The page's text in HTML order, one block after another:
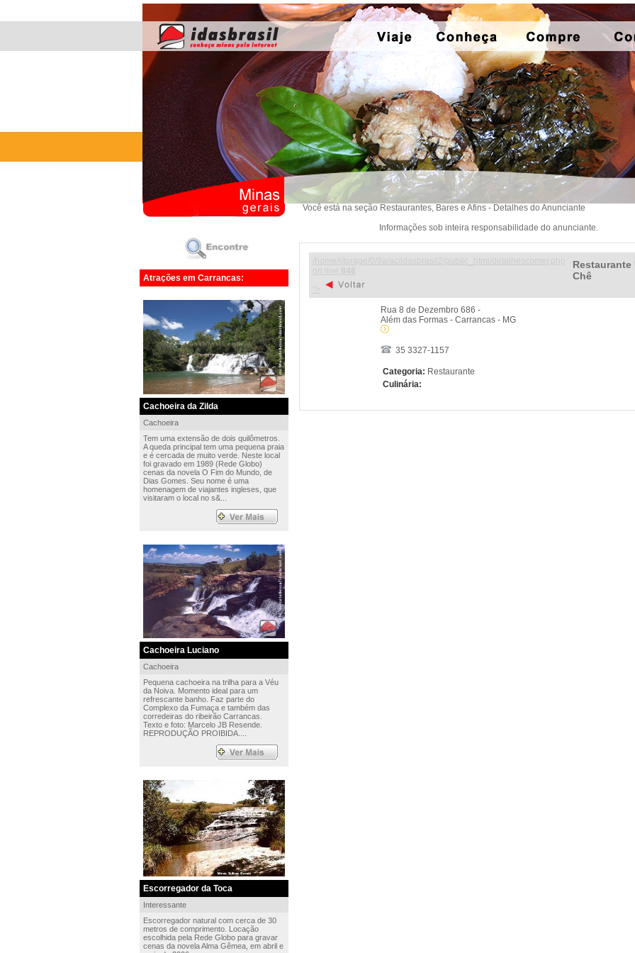
Atrações em Carrancas:
Cachoeira da Zilda
Cachoeira
Tem uma extensão de dois quilômetros.
A queda principal tem uma pequena praia
e é cercada de muito verde. Neste local
foi gravado em 1989 (Rede Globo)
cenas da novela O Fim do Mundo, de
Dias Gomes. Seu nome é uma
homenagem de viajantes ingleses, que
visitaram o local no s&...
Cachoeira Luciano
Cachoeira
Pequena cachoeira na trilha para a Véu
da Noiva. Momento ideal para um
refrescante banho. Faz parte do
Complexo da Fumaça e também das
corredeiras do ribeirão Carrancas.
Texto e foto: Marcelo JB Resende.
REPRODUÇÃO PROIBIDA....
Escorregador da Toca
Interessante
Escorregador natural com cerca de 30
metros de comprimento. Locação
escolhida pela Rede Globo para gravar
cenas da novela Alma Gêmea, em abril e
Você está na seção Restaurantes, Bares e Afins - Detalhes do Anunciante
Informações sob inteira responsabilidade do anunciante.
Restaurante
Chê
Rua 8 de Dezembro 686 -
Além das Formas - Carrancas - MG
35 3327-1157
Categoria: Restaurante
Culinária: